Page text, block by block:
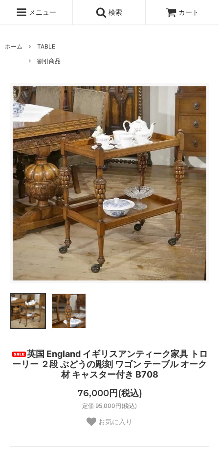
メニュー 検索 カート
ホーム
TABLE
割引商品
英国 England イギリスアンティーク家具 トロ
ーリー ２段 ぶどうの彫刻 ワゴン テーブル オーク
材 キャスター付き B708
76,000円(税込)
定価 95,000円(税込)
お気に入り